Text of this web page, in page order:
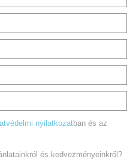
nyilatkozatban és az
és kedvezményeinkről?